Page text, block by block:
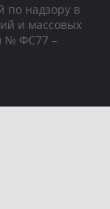
по надзору в
и массовых
№ ФС77 –